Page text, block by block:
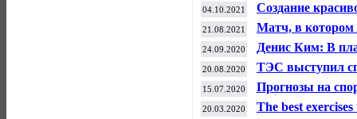
04.10.2021
Создание
фармакологии —
стероидов
21.08.2021
Матч, в котором
вернуться в
Старого Света
24.09.2020
Денис Ким: В
России в ноябре
20.08.2020
ТЭС выступил
велоспорту
15.07.2020
Прогнозы на
Insider
20.03.2020 The best